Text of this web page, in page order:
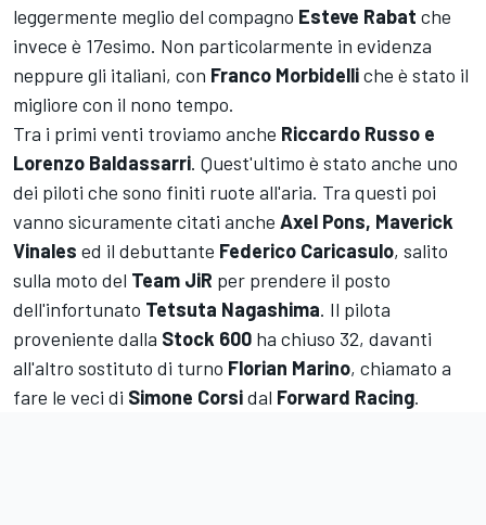
leggermente meglio del compagno Esteve Rabat che
invece è 17esimo. Non particolarmente in evidenza
neppure gli italiani, con Franco Morbidelliche è stato il
migliore con il nono tempo.
Tra i primi venti troviamo anche Riccardo Russo e
Lorenzo Baldassarri. Quest'ultimo è stato anche uno
dei piloti che sono finiti ruote all'aria. Tra questi poi
vanno sicuramente citati anche Axel Pons, Maverick
Vinales ed il debuttante Federico Caricasulo, salito
sulla moto del Team JiR per prendere il posto
dell'infortunato Tetsuta Nagashima. Il pilota
proveniente dalla Stock 600 ha chiuso 32, davanti
all'altro sostituto di turno Florian Marino, chiamato a
fare le veci di Simone Corsidal Forward Racing.